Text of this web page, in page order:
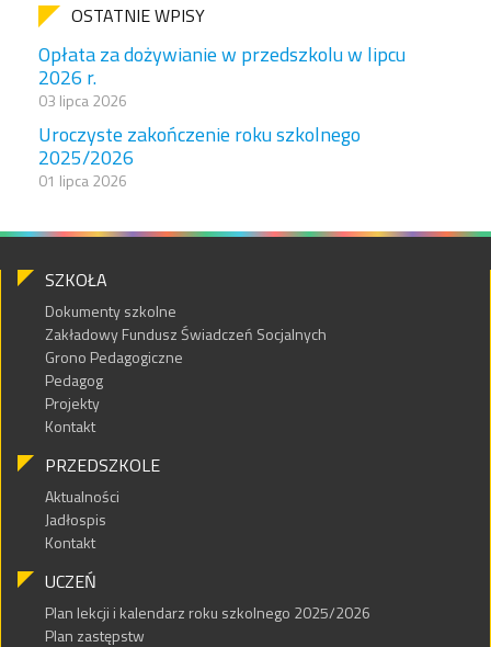
OSTATNIE WPISY
Opłata za dożywianie w przedszkolu w lipcu
2026 r.
03 lipca 2026
Uroczyste zakończenie roku szkolnego
2025/2026
01 lipca 2026
SZKOŁA
Dokumenty szkolne
Zakładowy Fundusz Świadczeń Socjalnych
Grono Pedagogiczne
Pedagog
Projekty
Kontakt
PRZEDSZKOLE
Aktualności
Jadłospis
Kontakt
UCZEŃ
Plan lekcji i kalendarz roku szkolnego 2025/2026
Plan zastępstw